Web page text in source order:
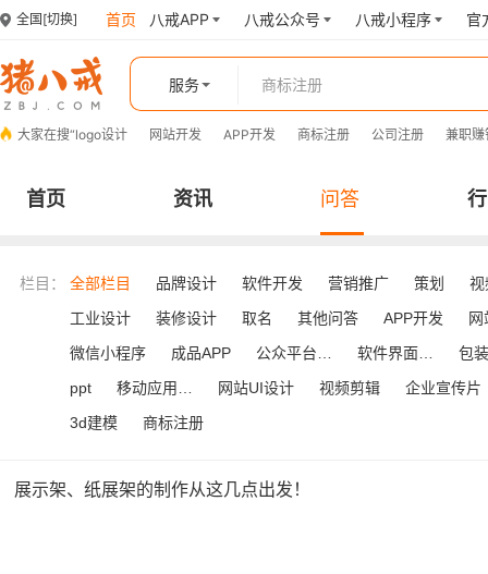
全国 [切换] 首页 八戒APP 八戒公众号 八戒小程序 官
服务
大家在搜“logo设计 网站开发 APP开发 商标注册 公司注册 兼职赚
首页 资讯 问答
栏目： 全部栏目 品牌设计 软件开发 营销推广 策划
视
工业设计
装修设计 取名 其他问答 APP开发
微信小程序
成品APP
包
ppt
网站UI设计 视频剪辑
企业宣传片
3d建模
商标注册
展示架、纸展架的制作从这几点出发！